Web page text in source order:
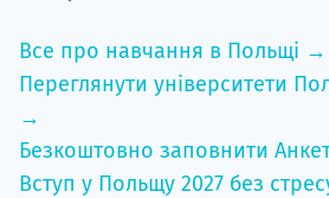
Все про навчання в Польщі →
Переглянути університети
→
Безкоштовно заповнити
Вступ у Польщу 2027 без